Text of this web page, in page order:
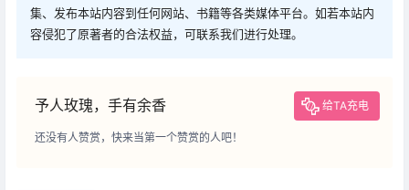
集、发布本站内容到任何网站、书籍等各类媒体平台。如若本站内
容侵犯了原著者的合法权益，可联系我们进行处理。
予人玫瑰，手有余香 给TA充电
还没有人赞赏，快来当第一个赞赏的人吧！